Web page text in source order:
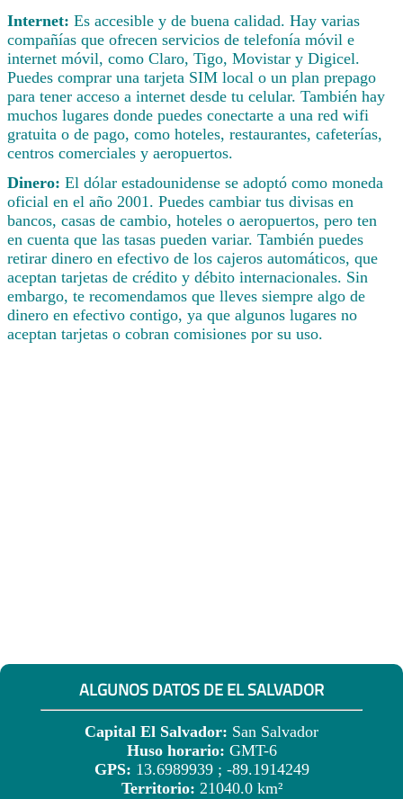
Internet: Es accesible y de buena calidad. Hay varias
compañías que ofrecen servicios de telefonía móvil e
internet móvil, como Claro, Tigo, Movistar y Digicel.
Puedes comprar una tarjeta SIM local o un plan prepago
para tener acceso a internet desde tu celular. También hay
muchos lugares donde puedes conectarte a una red wifi
gratuita o de pago, como hoteles, restaurantes, cafeterías,
centros comerciales y aeropuertos.
Dinero: El dólar estadounidense se adoptó como moneda
oficial en el año 2001. Puedes cambiar tus divisas en
bancos, casas de cambio, hoteles o aeropuertos, pero ten
en cuenta que las tasas pueden variar. También puedes
retirar dinero en efectivo de los cajeros automáticos, que
aceptan tarjetas de crédito y débito internacionales. Sin
embargo, te recomendamos que lleves siempre algo de
dinero en efectivo contigo, ya que algunos lugares no
aceptan tarjetas o cobran comisiones por su uso.
ALGUNOS DATOS DE EL SALVADOR
Capital El Salvador: San Salvador
Huso horario: GMT-6
GPS: 13.6989939 ; -89.1914249
Territorio: 21040.0 km²